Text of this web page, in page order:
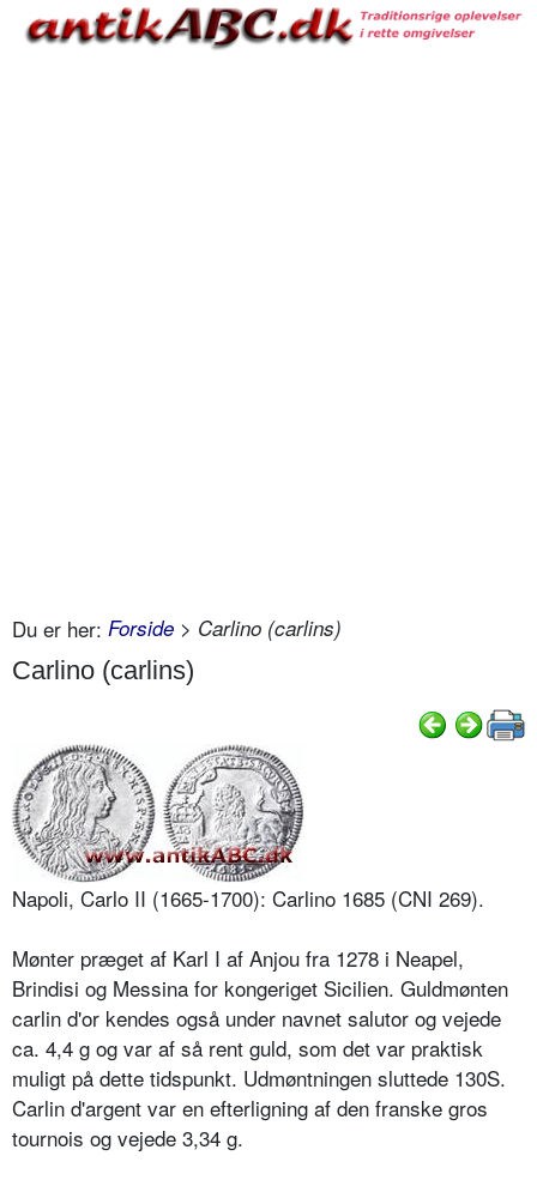
Du er her: Forside > Carlino (carlins)
Carlino (carlins)
Napoli, Carlo II (1665-1700): Carlino 1685 (CNI 269).
Mønter præget af Karl I af Anjou fra 1278 i Neapel,
Brindisi og Messina for kongeriget Sicilien. Guldmønten
carlin d'or kendes også under navnet salutor og vejede
ca. 4,4 g og var af så rent guld, som det var praktisk
muligt på dette tidspunkt. Udmøntningen sluttede 130S.
Carlin d'argent var en efterligning af den franske gros
tournois og vejede 3,34 g.